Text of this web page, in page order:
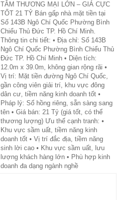
TÂM THƯƠNG MẠI LỚN – GIÁ CỰC
TỐT 21 TỶ Bán gấp nhà mặt tiền tại
Số 143B Ngô Chí Quốc Phường Bình
Chiểu Thủ Đức TP. Hồ Chí Minh.
Thông tin chi tiết: • Địa chỉ: Số 143B
Ngô Chí Quốc Phường Bình Chiểu Thủ
Đức TP. Hồ Chí Minh • Diện tích:
12.0m x 39.0m, không gian rộng rãi •
Vị trí: Mặt tiền đường Ngô Chí Quốc,
gần công viên giải trí, khu vực đông
dân cư, tiềm năng kinh doanh tốt •
Pháp lý: Sổ hồng riêng, sẵn sàng sang
tên • Giá bán: 21 Tỷ (giá tốt, có thể
thương lượng) Ưu thế cạnh tranh: •
Khu vực sầm uất, tiềm năng kinh
doanh tốt • Vị trí đắc địa, tiềm năng
sinh lời cao • Khu vực sầm uất, lưu
lượng khách hàng lớn • Phù hợp kinh
doanh đa dạng ngành nghề